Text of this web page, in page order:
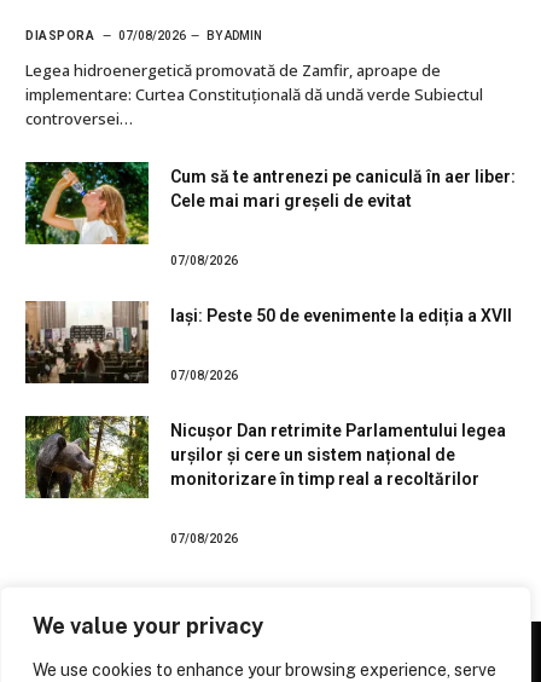
We value your privacy
We use cookies to enhance your browsing experience, serve
DIASPORA 07/08/2026 BYADMIN
Legea hidroenergetică promovată de Zamfir, aproape de
implementare: Curtea Constituțională dă undă verde Subiectul
controversei…
Cum să te antrenezi pe caniculă în aer liber:
Cele mai mari greșeli de evitat
07/08/2026
Iași: Peste 50 de evenimente la ediția a XVII
07/08/2026
Nicușor Dan retrimite Parlamentului legea
urșilor și cere un sistem național de
monitorizare în timp real a recoltărilor
07/08/2026